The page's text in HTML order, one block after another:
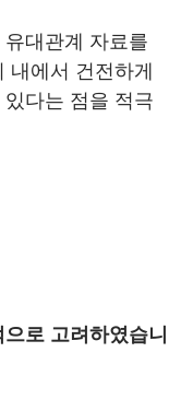
대관계 자료를
에서 건전하게
다는 점을 적극
로 고려하였습니